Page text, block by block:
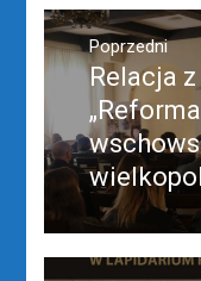
Nawigacja
wpisuPoprzedni
Poprzedni
wpis:
Relacja